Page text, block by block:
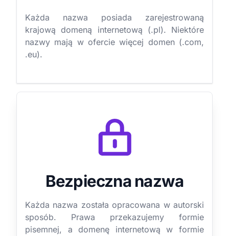
Każda nazwa posiada zarejestrowaną
krajową domeną internetową (.pl). Niektóre
nazwy mają w ofercie więcej domen (.com,
.eu).
Bezpieczna nazwa
Każda nazwa została opracowana w autorski
sposób. Prawa przekazujemy formie
pisemnej, a domenę internetową w formie